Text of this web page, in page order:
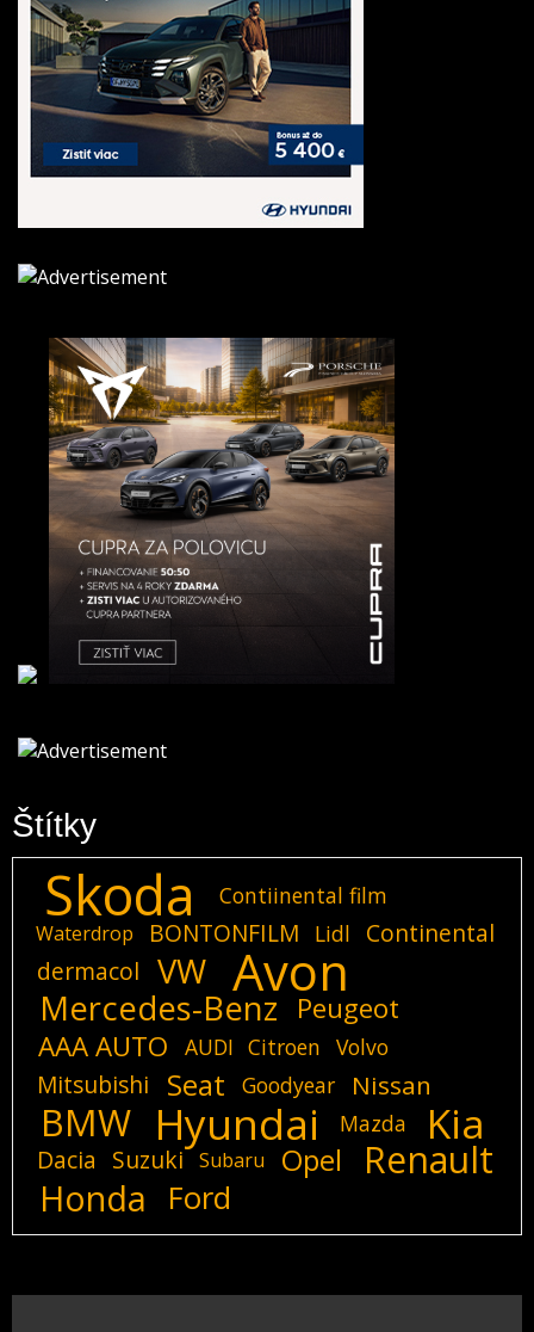
Štítky
Skoda Contiinental film
Waterdrop BONTONFILM Lidl
Continental
dermacol
VW Avon
Mercedes-Benz
Peugeot
AAA AUTO
AUDI Citroen Volvo
Mitsubishi Seat Goodyear Nissan
BMW Hyundai Mazda Kia
Dacia Suzuki Subaru Opel Renault
Honda Ford